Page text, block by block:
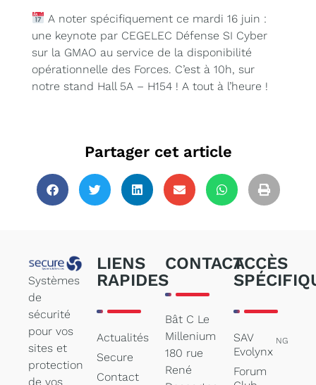
A noter spécifiquement ce mardi 16 juin :
une keynote par CEGELEC Défense SI Cyber
sur la GMAO au service de la disponibilité
opérationnelle des Forces. C’est à 10h, sur
notre stand Hall 5A – H154 ! A tout à l’heure !
Partager cet article
Systèmes
de
sécurité
pour vos
sites et
protection
de vos
LIENS
RAPIDES
Actualités
Secure
Contact
CONTACT
Bât C Le
Millenium
180 rue
René
ACCÈS
SAV
Evolynx
NG
Forum